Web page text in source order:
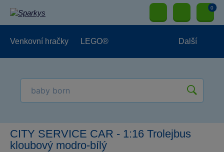
0
Venkovní hračky LEGO® Další
CITY SERVICE CAR - 1:16 Trolejbus
kloubový modro-bílý